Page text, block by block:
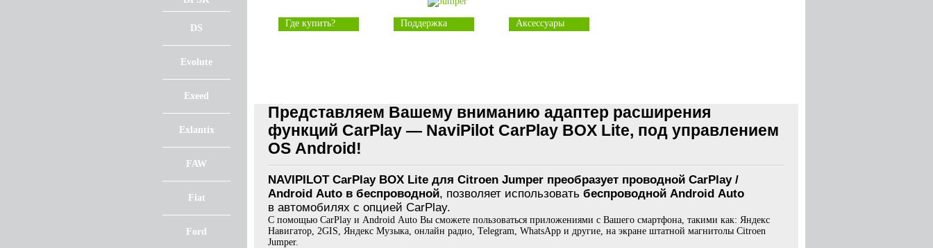
DS
Evolute
Exeed
Exlantix
FAW
Fiat
Ford
Где купить? Поддержка Аксессуары
Представляем Вашему вниманию адаптер расширения
функций CarPlay — NaviPilot CarPlay BOX Lite, под управлением
OS Android!
NAVIPILOT CarPlay BOX Lite для Citroen Jumper преобразует проводной CarPlay /
Android Auto в беспроводной, позволяет использовать беспроводной Android Auto
в автомобилях с опцией CarPlay.
С помощью CarPlay и Android Auto Вы сможете пользоваться приложениями с Вашего смартфона, такими как: Яндекс
Навигатор, 2GIS, Яндекс Музыка, онлайн радио, Telegram, WhatsApp и другие, на экране штатной магнитолы Citroen
Jumper.